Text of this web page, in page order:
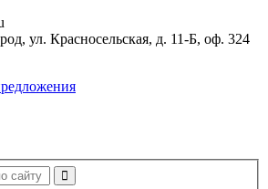
ул. Красносельская, д. 11-Б, оф. 324